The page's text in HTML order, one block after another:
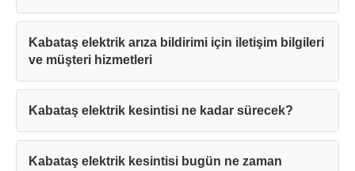
Kabataş elektrik arıza bildirimi için iletişim bilgileri
ve müşteri hizmetleri
Kabataş elektrik kesintisi ne kadar sürecek?
Kabataş elektrik kesintisi bugün ne zaman